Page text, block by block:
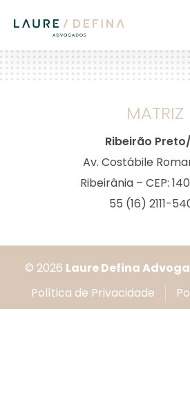
MATRIZ
Ribeirão
Av. Costábile
Ribeirânia – CEP:
55 (16) 2111-
© 2026 Laure Defina
Política de Privacidade